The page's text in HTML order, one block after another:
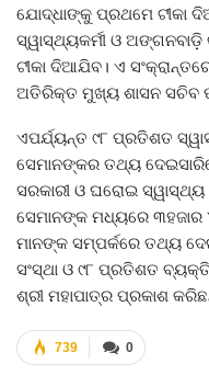
ଯୋଦ୍ଧାଙ୍କୁ ପ୍ରଥମେ ଟୀକା
ସ୍ୱାସ୍ଥ୍ୟକର୍ମୀ ଓ ଅଙ୍ଗନବାଡ଼ି
ଟୀକା ଦିଆଯିବ। ଏ
ଅତିରିକ୍ତ ମୁଖ୍ୟ ଶାସନ ସଚିବ
ଏପର୍ଯ୍ୟନ୍ତ ୯୮ ପ୍ରତିଶତ
ସେମାନଙ୍କର ତଥ୍ୟ
ସରକାରୀ ଓ ଘରୋଇ ସ୍ୱାସ୍ଥ୍ୟ
ସେମାନଙ୍କ ମଧ୍ୟରେ ୩ହଜାର
ମାନଙ୍କ ସମ୍ପର୍କରେ ତଥ୍ୟ
ସଂସ୍ଥା ଓ ୯୮ ପ୍ରତିଶତ
ଶ୍ରୀ ମହାପାତ୍ର ପ୍ରକାଶ
0
739